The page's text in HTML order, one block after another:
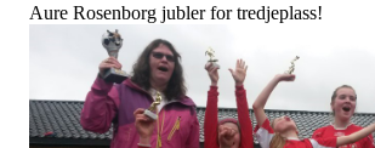
Aure Rosenborg jubler for tredjeplass!